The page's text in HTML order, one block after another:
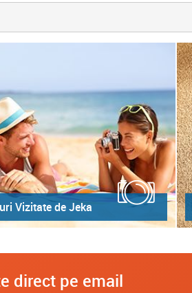
Vizitate de Jeka
direct pe email